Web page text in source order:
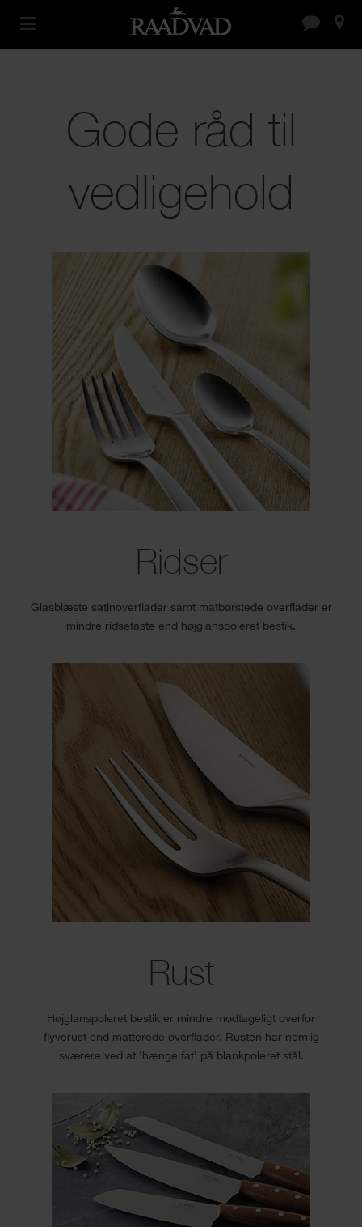
Gode råd til
vedligehold
Ridser
Glasblæste satinoverflader samt matbørstede overflader er
mindre ridsefaste end højglanspoleret bestik.
Rust
Højglanspoleret bestik er mindre modtageligt overfor
flyverust end matterede overflader. Rusten har nemlig
sværere ved at ’hænge fat’ på blankpoleret stål.